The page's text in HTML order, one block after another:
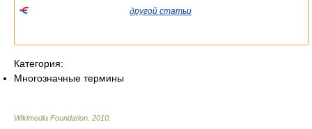
другой статьи
Категория:
Многозначные термины
Wikimedia Foundation 2010